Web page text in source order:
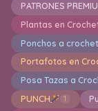
PATRONES
Plantas en
Ponchos a crochet
Portafotos en
Posa Tazas a
PUNCH 1